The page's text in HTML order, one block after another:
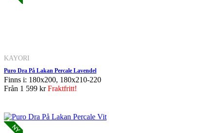
KAYORI
Puro Dra På Lakan Percale Lavendel
Finns i: 180x200, 180x210-220
Från 1 599 krFraktfritt!